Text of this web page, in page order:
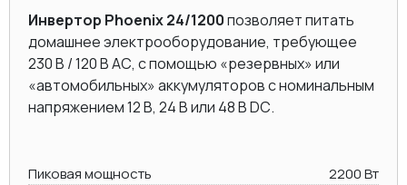
Инвертор Phoenix 24/1200позволяет питать
домашнее электрооборудование, требующее
230 В / 120 В AC, с помощью «резервных» или
«автомобильных» аккумуляторов с номинальным
напряжением 12 В, 24 В или 48 В DC.
Пиковая мощность
2200 Вт